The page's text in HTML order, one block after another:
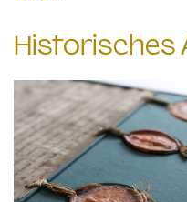
Historisches